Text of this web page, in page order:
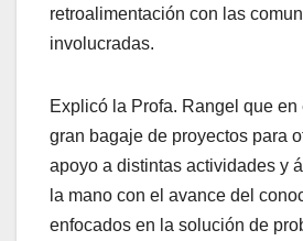
retroalimentación con las
involucradas.
Explicó la Profa. Rangel que en
gran bagaje de proyectos para
apoyo a distintas actividades y
la mano con el avance del
enfocados en la solución de